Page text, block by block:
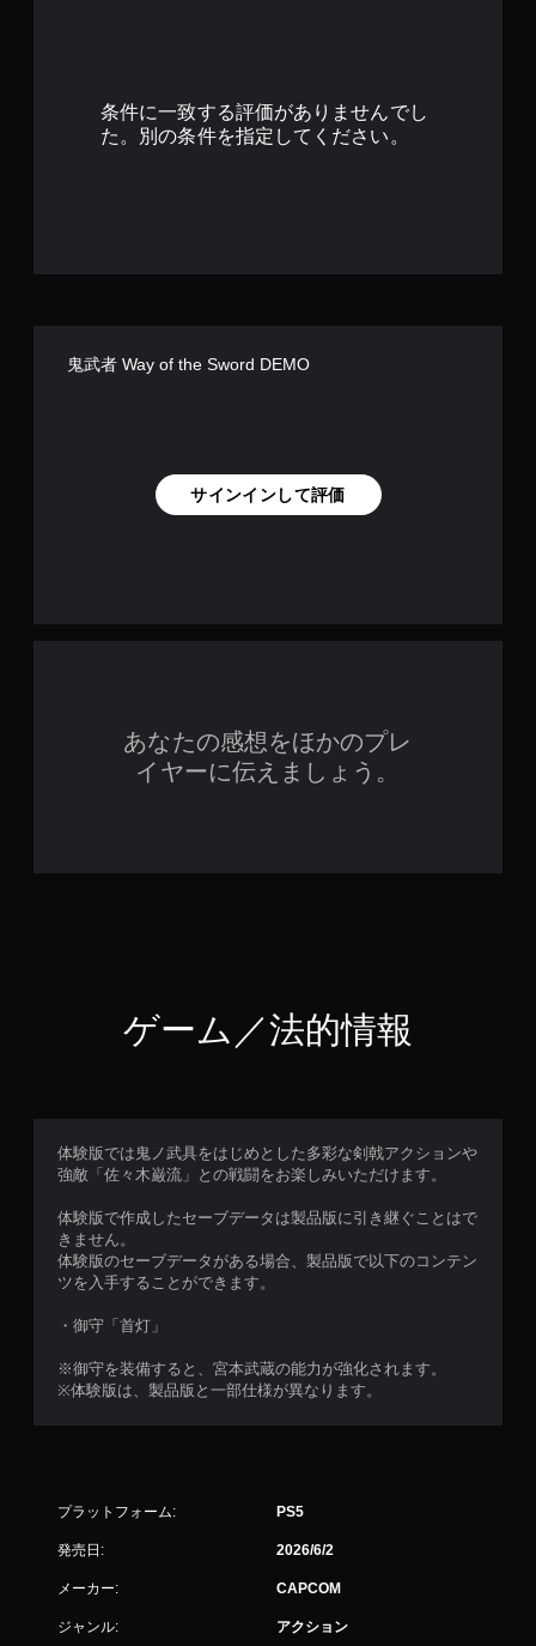
条件に一致する評価がありませんでし
た。別の条件を指定してください。
鬼武者 Way of the Sword DEMO
サインインして評価
あなたの感想をほかのプレ
イヤーに伝えましょう。
ゲーム／法的情報
体験版では鬼ノ武具をはじめとした多彩な剣戟アクションや
強敵「佐々木巌流」との戦闘をお楽しみいただけます。
体験版で作成したセーブデータは製品版に引き継ぐことはで
きません。
体験版のセーブデータがある場合、製品版で以下のコンテン
ツを入手することができます。
・御守「首灯」
※御守を装備すると、宮本武蔵の能力が強化されます。
※体験版は、製品版と一部仕様が異なります。
プラットフォーム: PS5
発売日: 2026/6/2
メーカー: CAPCOM
ジャンル: アクション